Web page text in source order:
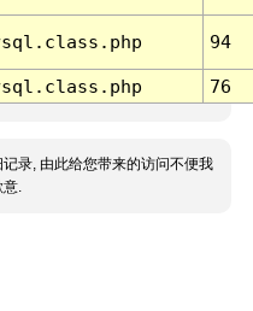
94
76
录, 由此给您带来的访问不便我
意.